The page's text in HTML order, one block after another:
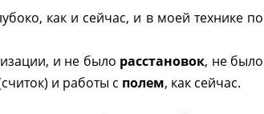
как и сейчас, и в моей технике по
и не было расстановок, не было
и работы с полем, как сейчас.